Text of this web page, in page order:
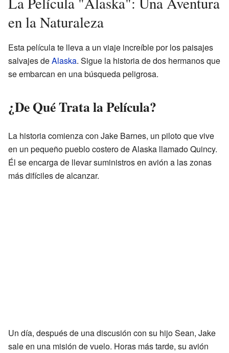
en la Naturaleza
Esta película te lleva a un viaje increíble por los paisajes
salvajes deAlaska. Sigue la historia de dos hermanos que
se embarcan en una búsqueda peligrosa.
¿De Qué Trata la Película?
La historia comienza con Jake Barnes, un piloto que vive
en un pequeño pueblo costero de Alaska llamado Quincy.
Él se encarga de llevar suministros en avión a las zonas
más difíciles de alcanzar.
Un día, después de una discusión con su hijo Sean, Jake
sale en una misión de vuelo. Horas más tarde, su avión